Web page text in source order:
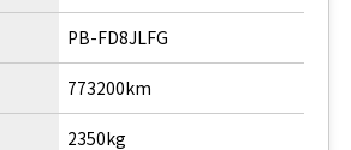
PB-FD8JLFG
773200km
2350kg